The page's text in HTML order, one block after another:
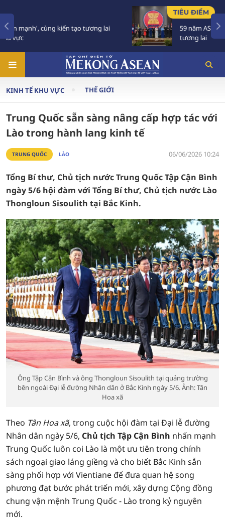
59 năm ASEAN: Giữ vững đoàn kết, định hình
KINH TẾ KHU VỰC THẾ GIỚI
Trung Quốc sẵn sàng nâng cấp hợp tác với
Lào trong hành lang kinh tế
TRUNG QUỐC LÀO 06/06/2026 10:24
Tổng Bí thư, Chủ tịch nước Trung Quốc Tập Cận Bình
ngày 5/6 hội đàm với Tổng Bí thư, Chủ tịch nước Lào
Thongloun Sisoulith tại Bắc Kinh.
Ông Tập Cận Bình và ông Thongloun Sisoulith tại quảng trường
bên ngoài Đại lễ đường Nhân dân ở Bắc Kinh ngày 5/6. Ảnh: Tân
Hoa xã
Theo Tân Hoa xã, trong cuộc hội đàm tại Đại lễ đường
Nhân dân ngày 5/6, Chủ tịch Tập Cận Bình nhấn mạnh
Trung Quốc luôn coi Lào là một ưu tiên trong chính
sách ngoại giao láng giềng và cho biết Bắc Kinh sẵn
sàng phối hợp với Vientiane để đưa quan hệ song
phương đạt bước phát triển mới, xây dựng Cộng đồng
chung vận mệnh Trung Quốc - Lào trong kỷ nguyên
mới.